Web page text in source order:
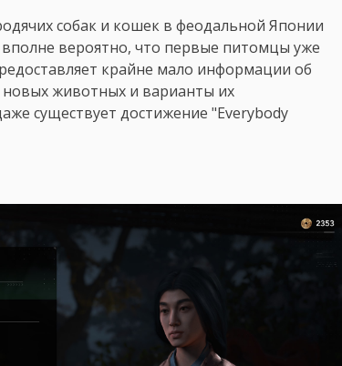
собак и кошек в феодальной Японии
вероятно, что первые питомцы уже
крайне мало информации об
новых животных и варианты их
существует достижение "Everybody